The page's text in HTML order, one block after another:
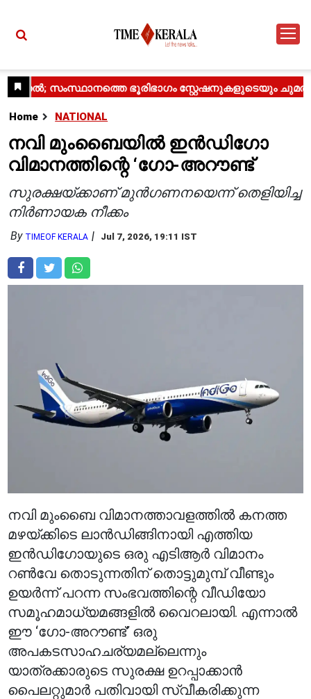
Home NATIONAL
നവി മുംബൈയിൽ ഇൻഡിഗോ
വിമാനത്തിന്റെ ‘ഗോ-അറൗണ്ട്
സുരക്ഷയ്ക്കാണ് മുൻഗണനയെന്ന് തെളിയിച്ച
നിർണായക നീക്കം
By TIMEOF KERALA Jul 7, 2026, 19:11 IST
നവി മുംബൈ വിമാനത്താവളത്തിൽ കനത്ത
മഴയ്ക്കിടെ ലാൻഡിങ്ങിനായി എത്തിയ
ഇൻഡിഗോയുടെ ഒരു എടിആർ വിമാനം
റൺവേ തൊടുന്നതിന് തൊട്ടുമുമ്പ് വീണ്ടും
ഉയർന്ന് പറന്ന സംഭവത്തിന്റെ വീഡിയോ
സമൂഹമാധ്യമങ്ങളിൽ വൈറലായി. എന്നാൽ
ഈ ‘ഗോ-അറൗണ്ട്’ ഒരു
അപകടസാഹചര്യമല്ലെന്നും
യാത്രക്കാരുടെ സുരക്ഷ ഉറപ്പാക്കാൻ
പൈലറ്റുമാർ പതിവായി സ്വീകരിക്കുന്ന